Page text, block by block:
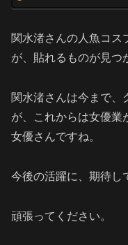
関水渚さんの人魚コス
が、貼れるものが見つ
関水渚さんは今まで、
が、これからは女優業
女優さんですね。
今後の活躍に、期待し
頑張ってください。